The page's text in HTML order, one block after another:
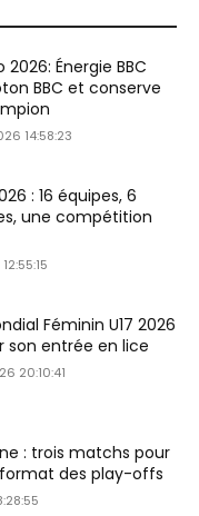
Énergie BBC
BBC et conserve
14:58:23
: 16 équipes, 6
une compétition
Féminin U17 2026
son entrée en lice
20:10:41
: trois matchs pour
des play-offs